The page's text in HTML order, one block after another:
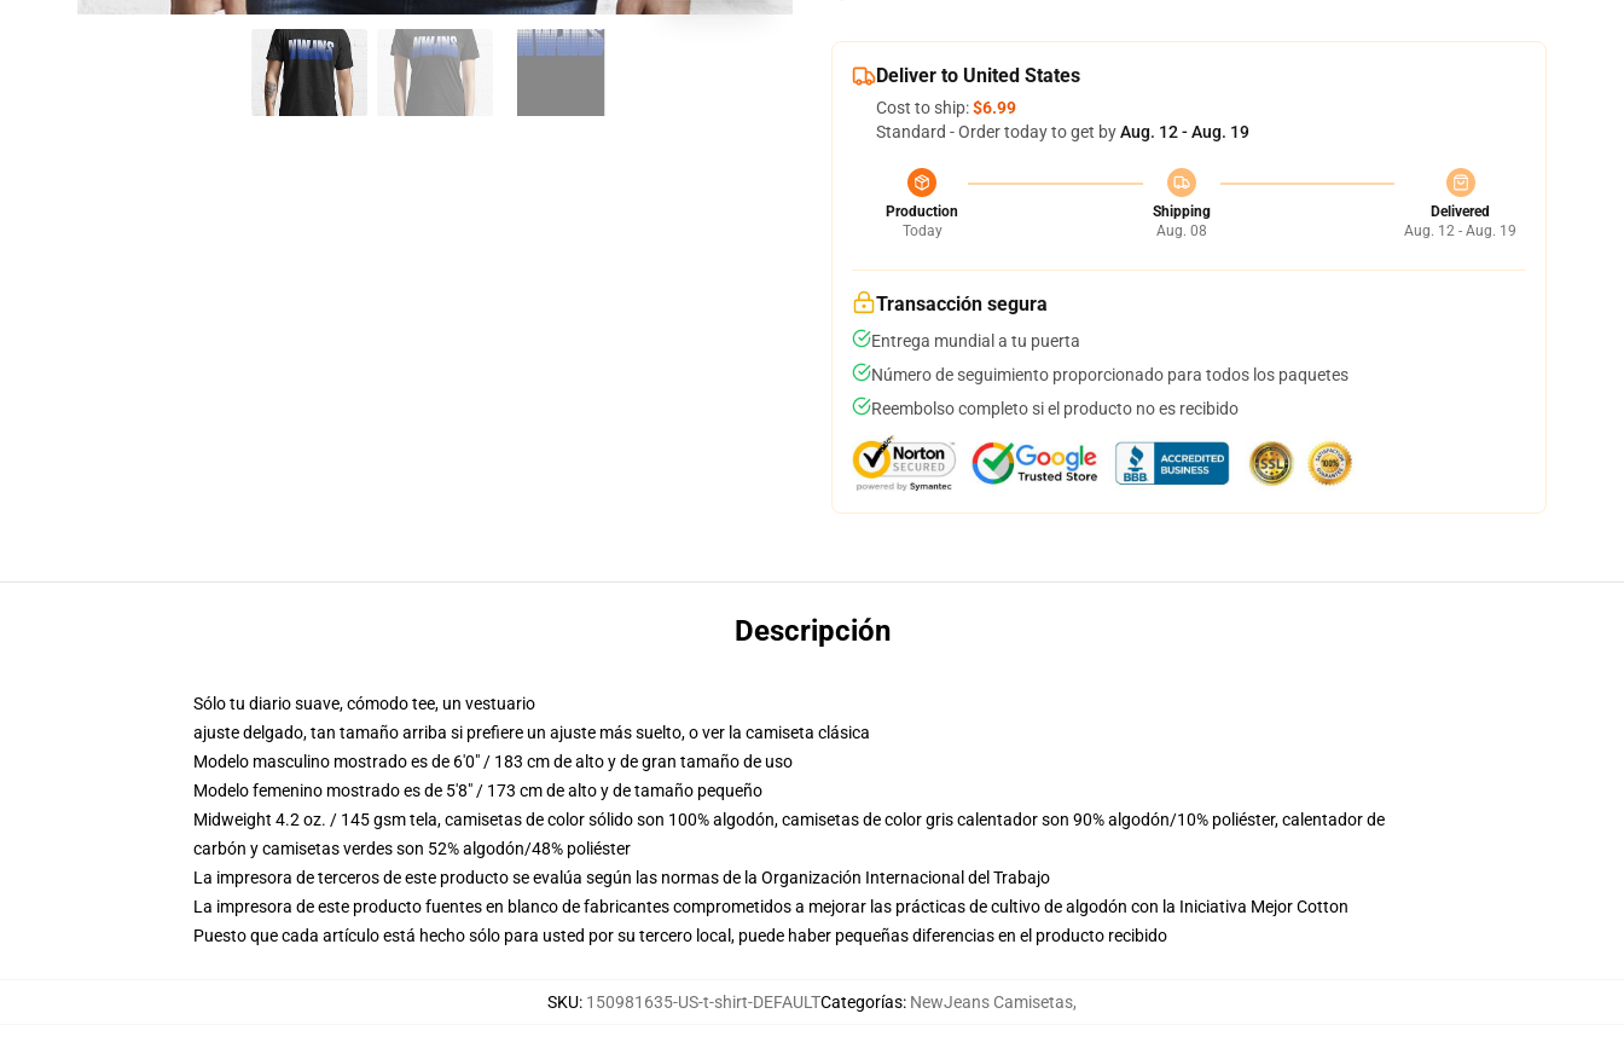
Deliver to United States
Cost to ship:$6.99
Standard - Order today to get byAug. 12 - Aug. 19
Production
Today
Shipping
Aug. 08
Delivered
Aug. 12 - Aug. 19
Transacción segura
Entrega mundial a tu puerta
Número de seguimiento proporcionado para todos los paquetes
Reembolso completo si el producto no es recibido
Descripción
Sólo tu diario suave, cómodo tee, un vestuario
ajuste delgado, tan tamaño arriba si prefiere un ajuste más suelto, o ver la camiseta clásica
Modelo masculino mostrado es de 6'0" / 183 cm de alto y de gran tamaño de uso
Modelo femenino mostrado es de 5'8" / 173 cm de alto y de tamaño pequeño
Midweight 4.2 oz. / 145 gsm tela, camisetas de color sólido son 100% algodón, camisetas de color gris calentador son 90% algodón/10% poliéster, calentador de
carbón y camisetas verdes son 52% algodón/48% poliéster
La impresora de terceros de este producto se evalúa según las normas de la Organización Internacional del Trabajo
La impresora de este producto fuentes en blanco de fabricantes comprometidos a mejorar las prácticas de cultivo de algodón con la Iniciativa Mejor Cotton
Puesto que cada artículo está hecho sólo para usted por su tercero local, puede haber pequeñas diferencias en el producto recibido
SKU: 150981635-US-t-shirt-DEFAULTCategorías: NewJeans Camisetas,